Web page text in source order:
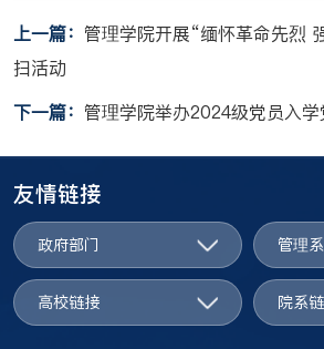
上一篇： 管理学院开展“缅怀革命先烈
扫活动
下一篇： 管理学院举办2024级党员入学
友情链接
政府部门 管理
高校链接 院系